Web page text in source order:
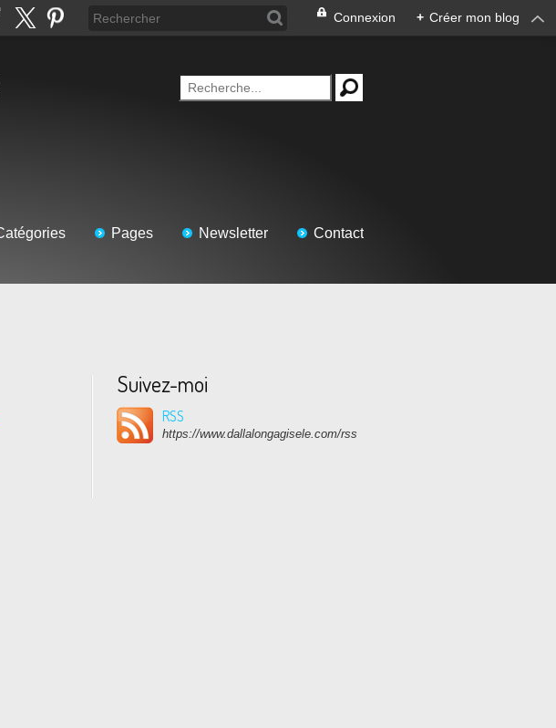
Connexion + Créer mon blog
Pages Newsletter Contact
Suivez-moi
RSS
https://www.dallalongagisele.com/rss